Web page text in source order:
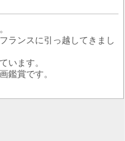
ランスに引っ越してきまし
います。
鑑賞です。